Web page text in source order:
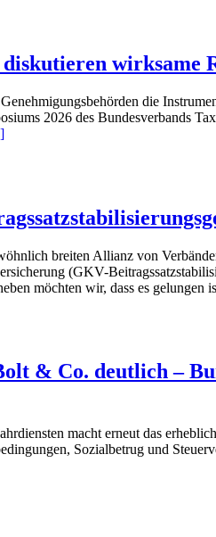
wirksame
die
2026 des Bundesverbands
breiten Allianz von
(GKV-
wir, dass es gelungen ist,
& Co. deutlich –
macht erneut das
Sozialbetrug und